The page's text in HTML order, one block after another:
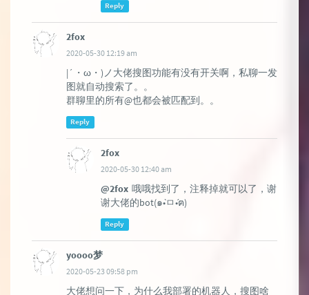
Reply
2fox
2020-05-30 12:19 am
|´・ω・)ノ大佬搜图功能有没有开关啊，私聊一发
图就自动搜索了。。
群聊里的所有@也都会被匹配到。。
Reply
2fox
2020-05-30 12:40 am
@2fox 哦哦找到了，注释掉就可以了，谢
谢大佬的bot(๑•̀ㅁ•́ฅ)
Reply
yoooo梦
2020-05-23 09:58 pm
大佬想问一下，为什么我部署的机器人，搜图啥